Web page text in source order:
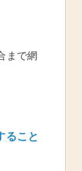
まで網
ること